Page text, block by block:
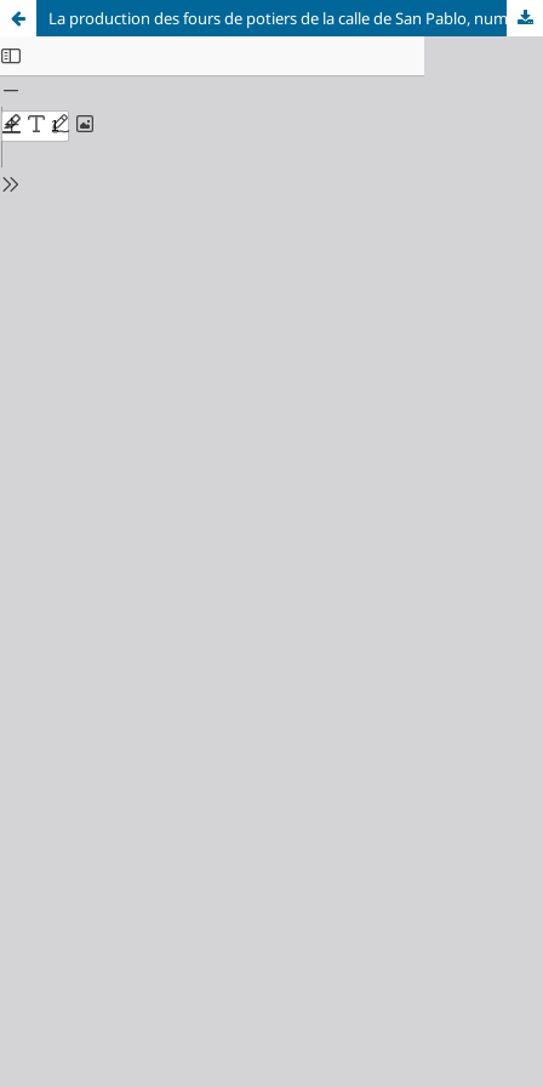
La production des fours de potiers de la calle de San Pablo, numéros 95-103 de Saragosse. La céramique à décor de cuerda seca (seconde partie)